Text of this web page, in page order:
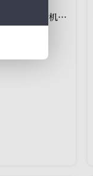
坚持正确用人导向 完善干部考核评价机制：鲜明树立选人用人正确导向的理论内涵与实践意义（1）